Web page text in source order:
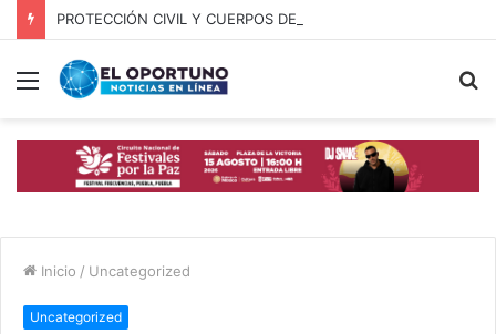
Menú
Inicio / Uncategorized
Uncategorized